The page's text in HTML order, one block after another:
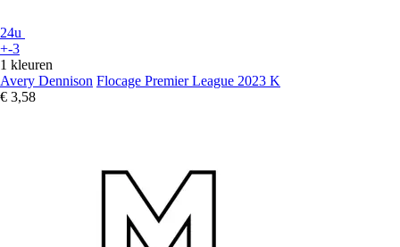
24u
+-3
1 kleuren
Avery Dennison Flocage Premier League 2023 K
€ 3,58